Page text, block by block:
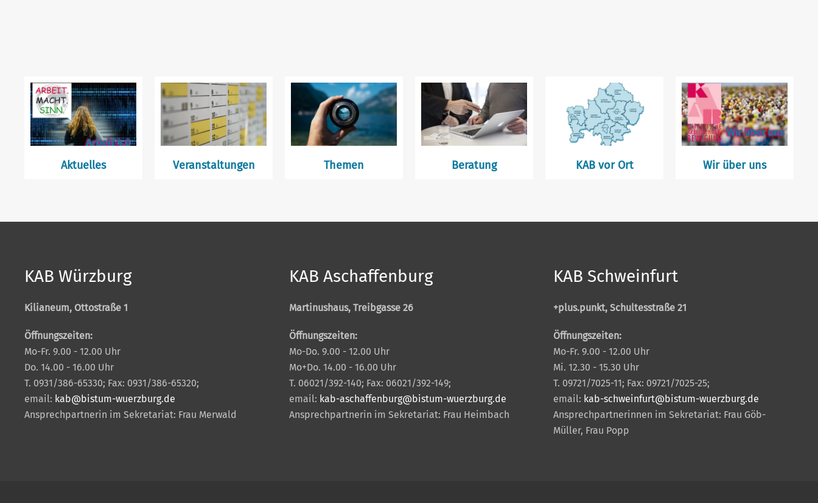
Aktuelles Veranstaltungen Themen Beratung KAB vor Ort Wir über uns
KAB Würzburg
Kilianeum, Ottostraße 1
Öffnungszeiten:
Mo-Fr. 9.00 - 12.00 Uhr
Do. 14.00 - 16.00 Uhr
T. 0931/386-65330; Fax: 0931/386-65320;
email: kab@bistum-wuerzburg.de
Ansprechpartnerin im Sekretariat: Frau Merwald
KAB Aschaffenburg
Martinushaus, Treibgasse 26
Öffnungszeiten:
Mo-Do. 9.00 - 12.00 Uhr
Mo+Do. 14.00 - 16.00 Uhr
T. 06021/392-140; Fax: 06021/392-149;
email: kab-aschaffenburg@bistum-wuerzburg.de
Ansprechpartnerin im Sekretariat: Frau Heimbach
KAB Schweinfurt
+plus.punkt, Schultesstraße 21
Öffnungszeiten:
Mo-Fr. 9.00 - 12.00 Uhr
Mi. 12.30 - 15.30 Uhr
T. 09721/7025-11; Fax: 09721/7025-25;
email: kab-schweinfurt@bistum-wuerzburg.de
Ansprechpartnerinnen im Sekretariat: Frau Göb-
Müller, Frau Popp